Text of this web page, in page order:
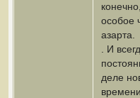
особое
азарта.
. И
деле